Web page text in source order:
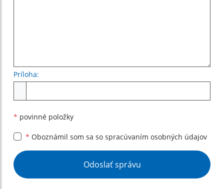
Príloha:
* povinné položky
* Oboznámil som sa so spracúvaním osobných údajov
Google reCaptcha Response
Odoslať správu